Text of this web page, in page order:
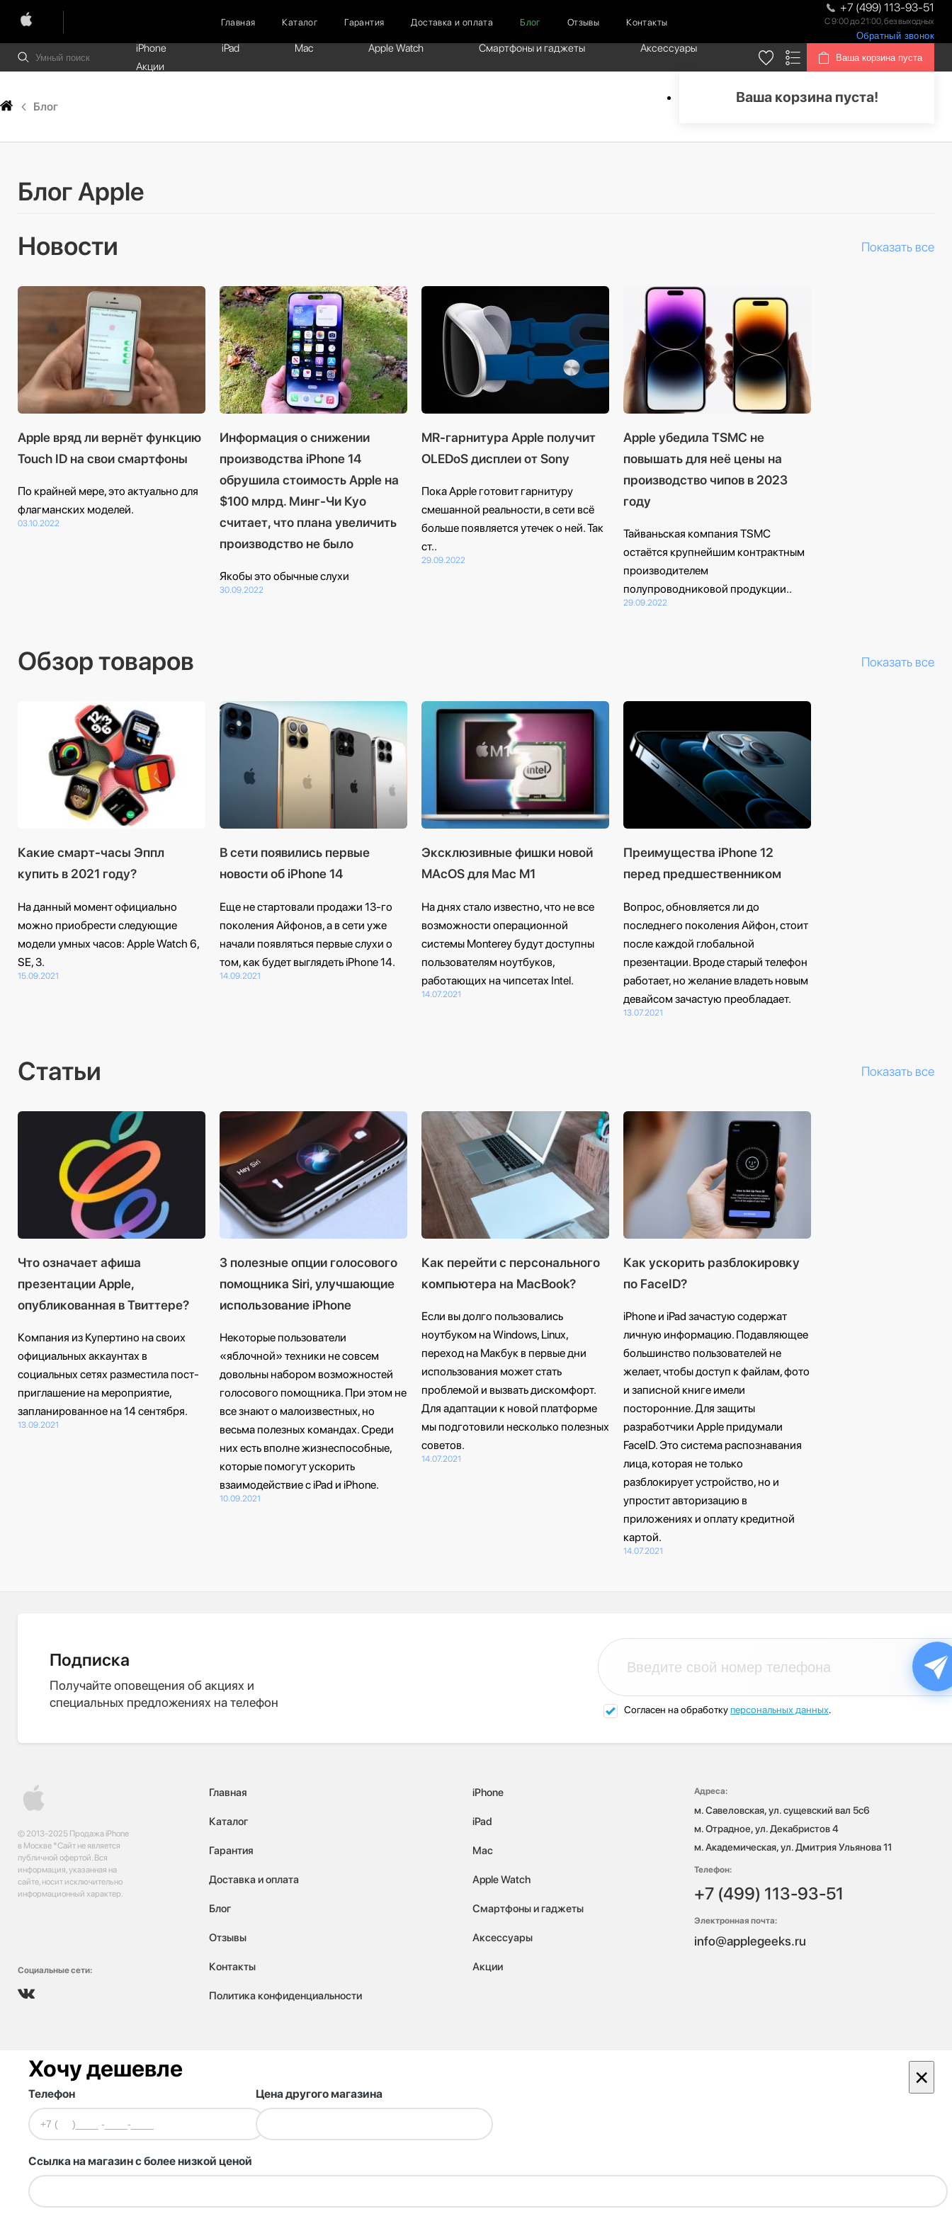
Главная Каталог Гарантия Доставка и оплата Блог Отзывы Контакты
+7 (499) 113-93-51
С 9:00 до 21:00, без выходных
Обратный звонок
iPhone iPad Mac Apple Watch Смартфоны и гаджеты
Аксессуары
Акции
Ваша корзина пуста
Ваша корзина пуста!
Блог
Блог Apple
Новости
Показать все
Apple вряд ли вернёт функцию
Touch ID на свои смартфоны
По крайней мере, это актуально для
флагманских моделей.
03.10.2022
Информация о снижении
производства iPhone 14
обрушила стоимость Apple на
$100 млрд. Минг-Чи Куо
считает, что плана увеличить
производство не было
Якобы это обычные слухи
30.09.2022
MR-гарнитура Apple получит
OLEDoS дисплеи от Sony
Пока Apple готовит гарнитуру
смешанной реальности, в сети всё
больше появляется утечек о ней. Так
ст..
29.09.2022
Apple убедила TSMC не
повышать для неё цены на
производство чипов в 2023
году
Тайваньская компания TSMC
остаётся крупнейшим контрактным
производителем
полупроводниковой продукции..
29.09.2022
Обзор товаров Показать все
Какие смарт-часы Эппл
купить в 2021 году?
На данный момент официально
можно приобрести следующие
модели умных часов: Apple Watch 6,
SE, 3.
15.09.2021
В сети появились первые
новости об iPhone 14
Еще не стартовали продажи 13-го
поколения Айфонов, а в сети уже
начали появляться первые слухи о
том, как будет выглядеть iPhone 14.
14.09.2021
Эксклюзивные фишки новой
MAcOS для Mac M1
На днях стало известно, что не все
возможности операционной
системы Monterey будут доступны
пользователям ноутбуков,
работающих на чипсетах Intel.
14.07.2021
Преимущества iPhone 12
перед предшественником
Вопрос, обновляется ли до
последнего поколения Айфон, стоит
после каждой глобальной
презентации. Вроде старый телефон
работает, но желание владеть новым
девайсом зачастую преобладает.
13.07.2021
Статьи Показать все
Что означает афиша
презентации Apple,
опубликованная в Твиттере?
Компания из Купертино на своих
официальных аккаунтах в
социальных сетях разместила пост-
приглашение на мероприятие,
запланированное на 14 сентября.
13.09.2021
3 полезные опции голосового
помощника Siri, улучшающие
использование iPhone
Некоторые пользователи
«яблочной» техники не совсем
довольны набором возможностей
голосового помощника. При этом не
все знают о малоизвестных, но
весьма полезных командах. Среди
них есть вполне жизнеспособные,
которые помогут ускорить
взаимодействие с iPad и iPhone.
10.09.2021
Как перейти с персонального
компьютера на MacBook?
Если вы долго пользовались
ноутбуком на Windows, Linux,
переход на Макбук в первые дни
использования может стать
проблемой и вызвать дискомфорт.
Для адаптации к новой платформе
мы подготовили несколько полезных
советов.
14.07.2021
Как ускорить разблокировку
по FaceID?
iPhone и iPad зачастую содержат
личную информацию. Подавляющее
большинство пользователей не
желает, чтобы доступ к файлам, фото
и записной книге имели
посторонние. Для защиты
разработчики Apple придумали
FaceID. Это система распознавания
лица, которая не только
разблокирует устройство, но и
упростит авторизацию в
приложениях и оплату кредитной
картой.
14.07.2021
Подписка
Получайте оповещения об акциях и
специальных предложениях на телефон
Согласен на обработкуперсональных данных.
© 2013-2025 Продажа iPhone
в Москве *Сайт не является
публичной офертой. Вся
информация, указанная на
сайте, носит исключительно
информационный характер.
Социальные сети:
Главная
Каталог
Гарантия
Доставка и оплата
Блог
Отзывы
Контакты
Политика конфиденциальности
iPhone
iPad
Mac
Apple Watch
Смартфоны и гаджеты
Аксессуары
Акции
Адреса:
м. Савеловская, ул. сущевский вал 5с6
м. Отрадное, ул. Декабристов 4
м. Академическая, ул. Дмитрия Ульянова 11
Телефон:
+7 (499) 113-93-51
Электронная почта:
info@applegeeks.ru
Хочу дешевле ×
Телефон Цена другого магазина
Ссылка на магазин с более низкой ценой